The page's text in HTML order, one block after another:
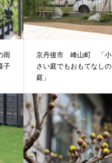
雨
子
京丹後市 峰山町 「小
さい庭でもおもてなしの
庭」